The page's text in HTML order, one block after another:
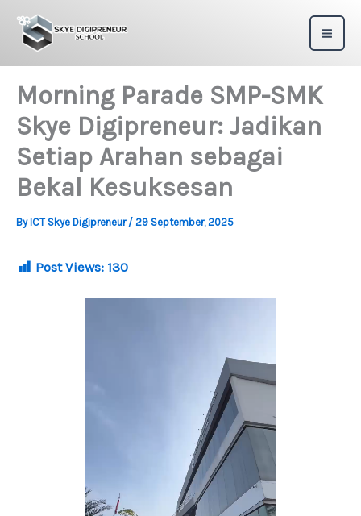
content
Morning Parade SMP-SMK
Skye Digipreneur: Jadikan
Setiap Arahan sebagai
Bekal Kesuksesan
By ICT Skye Digipreneur / 29 September, 2025
Post Views: 130